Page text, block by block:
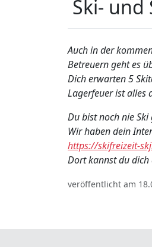
Ski- und
Auch in der
Betreuern geht es
Dich erwarten 5
Lagerfeuer ist alles
Du bist noch nie
Wir haben dein
https://skifreizeit-
Dort kannst du
veröffentlicht am